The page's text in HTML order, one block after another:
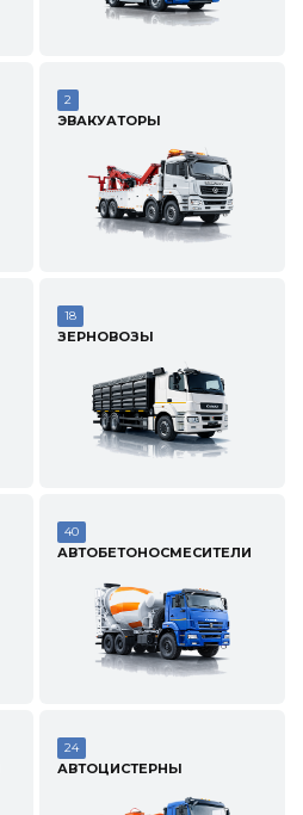
2
ЭВАКУАТОРЫ
18
ЗЕРНОВОЗЫ
40
АВТОБЕТОНОСМЕСИТЕЛИ
24
АВТОЦИСТЕРНЫ